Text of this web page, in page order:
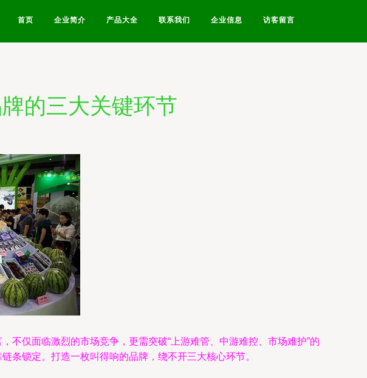
首页 企业简介 产品大全 联系我们 企业信息 访客留言
的三大关键环节
仅面临激烈的市场竞争，更需突破“上游难管、中游难控、市场难护”的
条锁定。打造一枚叫得响的品牌，绕不开三大核心环节。